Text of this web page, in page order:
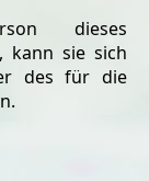
dieses
kann sie sich
des für die